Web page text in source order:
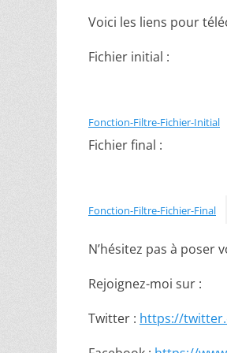
Voici les liens pour
Fichier initial :
Fonction-Filtre-Fichier-Initial
Fichier final :
Fonction-Filtre-Fichier-Final
N’hésitez pas à poser
Rejoignez-moi sur :
Twitter : https://